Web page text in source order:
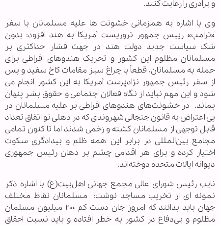
و برادری را رعایت کنند.
وی با اشاره به همزمانی خشونت ها علیه مسلمانان با سفر
«ترامپ» رییس جمهور تروریست آمریکا به هند افزود: بدون
شک سیاست جدید دولت هند در جهت فشار حداکثری بر
مسلمانان مظلوم این کشور و تحریک هندوهای افراطی برای
حمله به مسلمانان، قطعاً با چراغ سبز مقامات کاخ سفید و پس
از سفر رئیس جمهور نژادپرست آمریکا به این کشور انجام می
شود و این مهم نباید از نگاه فعالان اجتماعی و حقوق بشر پنهان
بماند. در خشونت‌های هندوهای افراطی بر علیه مسلمانان در
پی اعتراض به قانون جنجالی شهروندی که در دهلی نو اتفاق تعداد
قابل توجهی از مسلمانان کشته و زخمی شدند اما تا کنون تمامی
مجامع بین‌المللی در برابر این همه ظلم و بیدادگری سکوت
اختیار کرده و برای هر اقدامی چشم بر دهان رئیس جمهوری
دیوانه ایالات متحده دوخته‌اند.
نایب‌ رئیس شورای عالی مجمع جهانی اهل‌بیت(ع) با اشاره ذکر
نمونه ای از تخریب مساجد نوشت: مسلمانان نقاط مختلف
جهان باید بدانند که امروز جان دست کم ۲۰۰ میلیون مسلمان
مظلوم و بی‌دفاع در کشور به خطر افتاده و باید نسبت احقاق